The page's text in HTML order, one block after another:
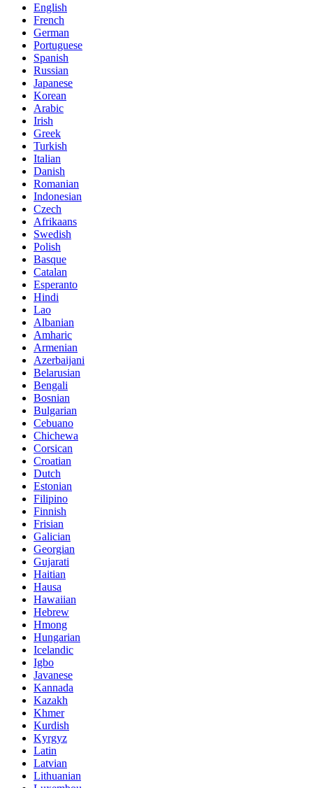
English
French
German
Portuguese
Spanish
Russian
Japanese
Korean
Arabic
Irish
Greek
Turkish
Italian
Danish
Romanian
Indonesian
Czech
Afrikaans
Swedish
Polish
Basque
Catalan
Esperanto
Hindi
Lao
Albanian
Amharic
Armenian
Azerbaijani
Belarusian
Bengali
Bosnian
Bulgarian
Cebuano
Chichewa
Corsican
Croatian
Dutch
Estonian
Filipino
Finnish
Frisian
Galician
Georgian
Gujarati
Haitian
Hausa
Hawaiian
Hebrew
Hmong
Hungarian
Icelandic
Igbo
Javanese
Kannada
Kazakh
Khmer
Kurdish
Kyrgyz
Latin
Latvian
Lithuanian